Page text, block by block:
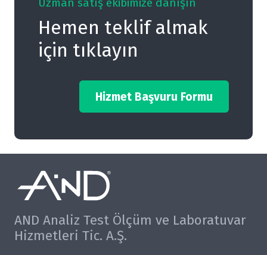
Hemen teklif almak
için tıklayın
Hizmet Başvuru Formu
AND Analiz Test Ölçüm ve Laboratuvar
Hizmetleri Tic. A.Ş.